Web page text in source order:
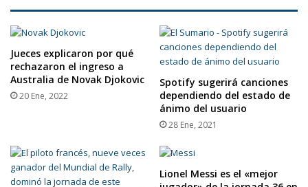
Jueces explicaron por qué
rechazaron el ingreso a
Australia de Novak Djokovic
20 Ene, 2022
Spotify sugerirá canciones
dependiendo del estado de
ánimo del usuario
28 Ene, 2021
Lionel Messi es el «mejor